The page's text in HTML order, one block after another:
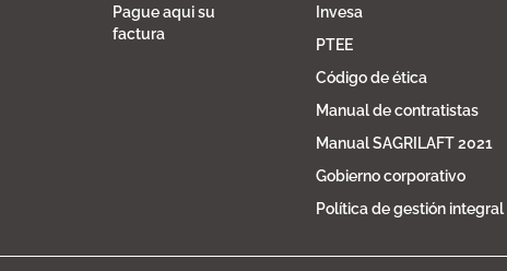
Pague aqui su
factura
Invesa
PTEE
Código de ética
Manual de contratistas
Manual SAGRILAFT 2021
Gobierno corporativo
Política de gestión integral